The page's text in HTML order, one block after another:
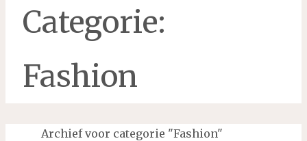
Categorie:
Fashion
Home
Archief voor categorie "Fashion"